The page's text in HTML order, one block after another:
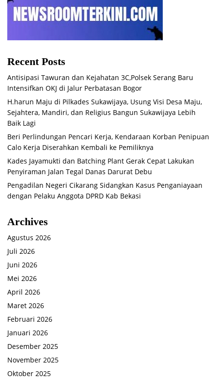
Recent Posts
Antisipasi Tawuran dan Kejahatan 3C,Polsek Serang Baru
Intensifkan OKJ di Jalur Perbatasan Bogor
H.harun Maju di Pilkades Sukawijaya, Usung Visi Desa Maju,
Sejahtera, Mandiri, dan Religius Bangun Sukawijaya Lebih
Baik Lagi
Beri Perlindungan Pencari Kerja, Kendaraan Korban Penipuan
Calo Kerja Diserahkan Kembali ke Pemiliknya
Kades Jayamukti dan Batching Plant Gerak Cepat Lakukan
Penyiraman Jalan Tegal Danas Darurat Debu
Pengadilan Negeri Cikarang Sidangkan Kasus Penganiayaan
dengan Pelaku Anggota DPRD Kab Bekasi
Archives
Agustus 2026
Juli 2026
Juni 2026
Mei 2026
April 2026
Maret 2026
Februari 2026
Januari 2026
Desember 2025
November 2025
Oktober 2025